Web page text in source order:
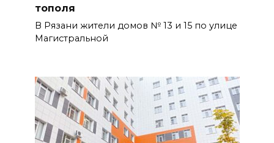
тополя
В Рязани жители домов № 13 и 15 по улице
Магистральной